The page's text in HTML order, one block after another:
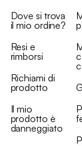
Dove si trova
il mio ordine?
Resi e
rimborsi
Richiami di
prodotto
Il mio
prodotto è
danneggiato